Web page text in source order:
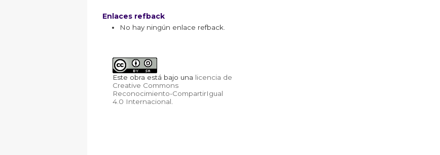
Enlaces refback
No hay ningún enlace refback.
Este obra está bajo una licencia de
Creative Commons
Reconocimiento-CompartirIgual
4.0 Internacional.